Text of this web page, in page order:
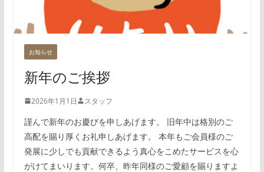
お知らせ
新年のご挨拶
2026年1月1日 スタッフ
謹んで新年のお慶びを申しあげます。 旧年中は格別のご
高配を賜り厚くお礼申しあげます。 本年もご会員様のご
発展に少しでも貢献できるよう真心をこめたサービスを心
がけてまいります。何卒、昨年同様のご愛顧を賜りますよ